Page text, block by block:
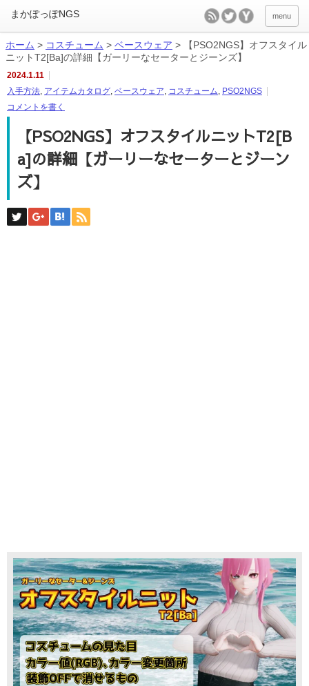
menu
ホーム > コスチューム > ベースウェア >
【PSO2NGS】オフスタイル
ニットT2[Ba]の詳細【ガーリーなセーターとジーンズ】
2024.1.11
入手方法, アイテムカタログ, ベースウェア, コスチューム, PSO2NGS
コメントを書く
【PSO2NGS】オフスタイルニットT2[B
a]の詳細【ガーリーなセーターとジーン
ズ】